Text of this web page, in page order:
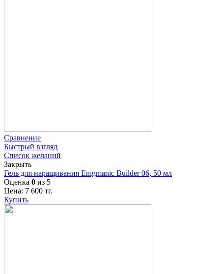
Сравнение
Быстрый взгляд
Список желаний
Закрыть
Гель для наращивания Enigmanic Builder 06, 50 мл
Оценка 0 из 5
Цена: 7 600 тг.
Купить